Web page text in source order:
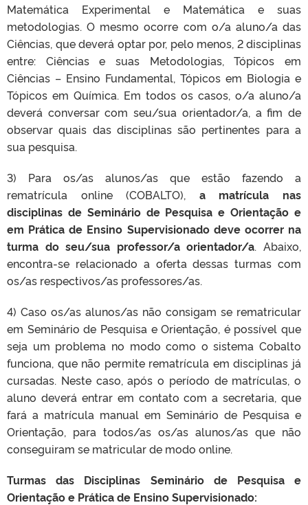
Matemática Experimental e Matemática e suas
metodologias. O mesmo ocorre com o/a aluno/a das
Ciências, que deverá optar por, pelo menos, 2 disciplinas
entre: Ciências e suas Metodologias, Tópicos em
Ciências – Ensino Fundamental, Tópicos em Biologia e
Tópicos em Química. Em todos os casos, o/a aluno/a
deverá conversar com seu/sua orientador/a, a fim de
observar quais das disciplinas são pertinentes para a
sua pesquisa.
3) Para os/as alunos/as que estão fazendo a
rematrícula online (COBALTO), a matrícula nas
disciplinas de Seminário de Pesquisa e Orientação e
em Prática de Ensino Supervisionado deve ocorrer na
turma do seu/sua professor/a orientador/a. Abaixo,
encontra-se relacionado a oferta dessas turmas com
os/as respectivos/as professores/as.
4) Caso os/as alunos/as não consigam se rematricular
em Seminário de Pesquisa e Orientação, é possível que
seja um problema no modo como o sistema Cobalto
funciona, que não permite rematrícula em disciplinas já
cursadas. Neste caso, após o período de matrículas, o
aluno deverá entrar em contato com a secretaria, que
fará a matrícula manual em Seminário de Pesquisa e
Orientação, para todos/as os/as alunos/as que não
conseguiram se matricular de modo online.
Turmas das Disciplinas Seminário de Pesquisa e
Orientação e Prática de Ensino Supervisionado: